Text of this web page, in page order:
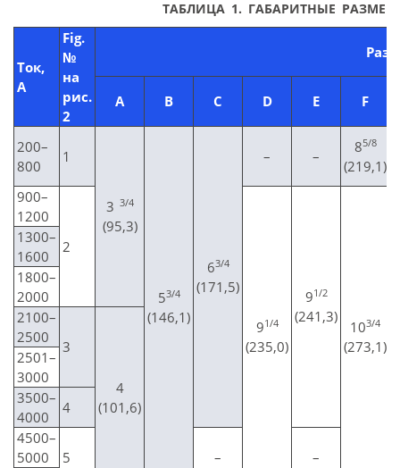
ТАБЛИЦА 1. ГАБАРИТНЫЕ
Ток,
А
Fig.
№
на
рис.
2
A B C D E F
200–
800
1
3 3/4
(95,3)
53/4
(146,1)
63/4
(171,5)
– –
85/8
(219,1)
900–
1200
2
91/4
(235,0)
91/2
(241,3)
103/4
(273,1)
1300–
1600
1800–
2000
2100–
2500
3
4
(101,6)
2501–
3000
3500–
4000
4
4500–
5000
5 –
–